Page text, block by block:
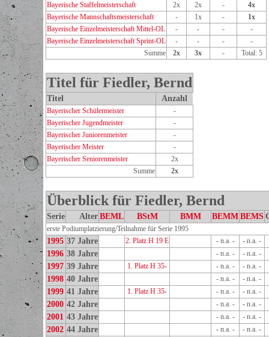
Bayerische Staffelmeisterschaft
2x 2x -
4x
Bayerische Mannschaftsmeisterschaft
- 1x -
1x
Bayerische Einzelmeisterschaft Mittel-OL
- - -
-
Bayerische Einzelmeisterschaft Sprint-OL
- - -
-
Summe
2x 3x - Total: 5
Titel für Fiedler, Bernd
Titel Anzahl
Bayerischer Schülermeister
-
Bayerischer Jugendmeister
-
Bayerischer Juniorenmeister
-
Bayerischer Meister
-
Bayerischer Seniorenmeister
2x
Summe
2x
Überblick für Fiedler, Bernd
Serie Alter BEML BStM BMM BEMM BEMS
erste Podiumplatzierung/Teilnahme für Serie 1995
1995 37 Jahre 2. Platz H 19 E - n.a. - - n.a. -
1996 38 Jahre - n.a. - - n.a. -
1997 39 Jahre 1. Platz H 35- - n.a. - - n.a. -
1998 40 Jahre - n.a. - - n.a. -
1999 41 Jahre 1. Platz H 35- - n.a. - - n.a. -
2000 42 Jahre - n.a. - - n.a. -
2001 43 Jahre - n.a. - - n.a. -
2002 44 Jahre - n.a. - - n.a. -